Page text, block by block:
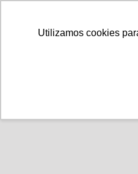
Utilizamos cookies